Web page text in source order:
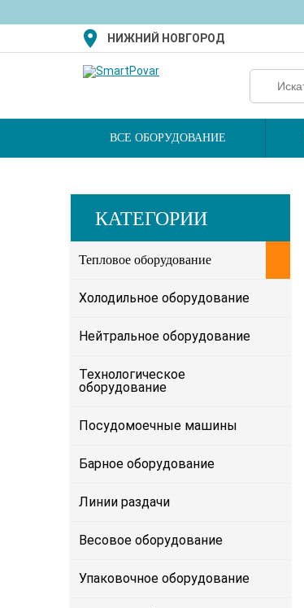
НИЖНИЙ НОВГОРОД
ВСЕ ОБОРУДОВАНИЕ
КАТЕГОРИИ
Тепловое оборудование
Холодильное оборудование
Нейтральное оборудование
Технологическое
оборудование
Посудомоечные машины
Барное оборудование
Линии раздачи
Весовое оборудование
Упаковочное оборудование